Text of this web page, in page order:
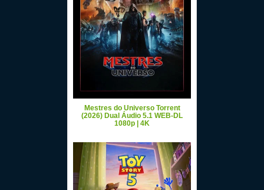
Mestres do Universo Torrent
(2026) Dual Áudio 5.1 WEB-DL
1080p | 4K